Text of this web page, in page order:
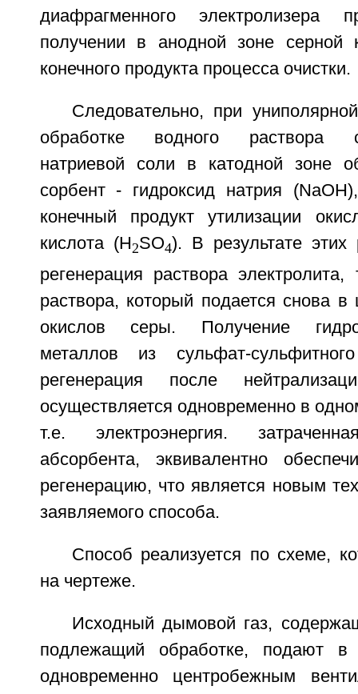
диафрагменного электролизера
получении в анодной зоне серной
конечного продукта процесса очистки.
Следовательно, при
обработке водного раствора
натриевой соли в катодной зоне
сорбент - гидроксид натрия
конечный продукт утилизации
кислота (H2SO4). В результате этих
регенерация раствора электролита,
раствора, который подается снова
окислов серы. Получение
металлов из сульфат-
регенерация после
осуществляется одновременно в
т.е. электроэнергия.
абсорбента, эквивалентно
регенерацию, что является новым
заявляемого способа.
Способ реализуется по схеме,
на чертеже.
Исходный дымовой газ,
подлежащий обработке, подают в
одновременно центробежным